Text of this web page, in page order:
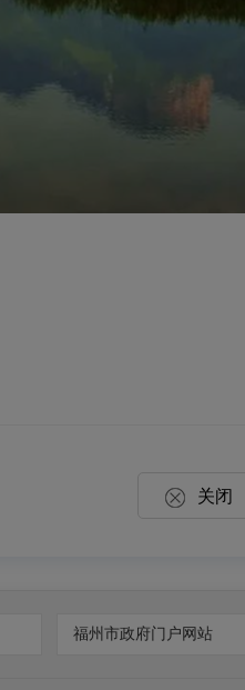
关闭
福州市政府门户网站